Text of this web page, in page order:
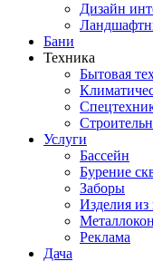
Дизайн
Бани
Техника
Бытовая
Услуги
Бассейн
Бурение
Заборы
Изделия из
Реклама
Дача